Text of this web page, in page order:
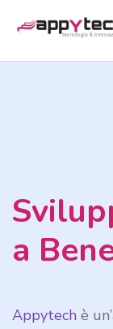
a
Appytech è